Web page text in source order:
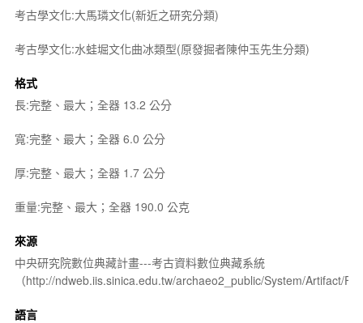
考古學文化:大馬璘文化(新近之研究分類)
考古學文化:水蛙堀文化曲冰類型(原發掘者陳仲玉先生分類)
格式
長:完整、最大；全器 13.2 公分
寬:完整、最大；全器 6.0 公分
厚:完整、最大；全器 1.7 公分
重量:完整、最大；全器 190.0 公克
來源
中央研究院數位典藏計畫---考古資料數位典藏系統
（http://ndweb.iis.sinica.edu.tw/archaeo2_public/System/Artifact/
語言